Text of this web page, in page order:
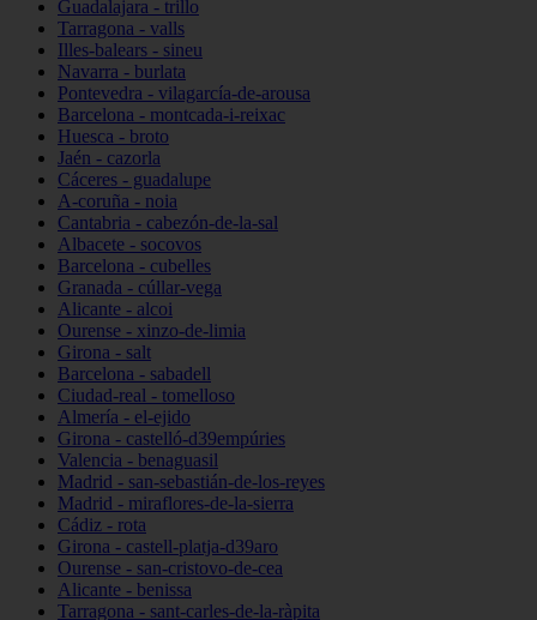
Guadalajara - trillo
Tarragona - valls
Illes-balears - sineu
Navarra - burlata
Pontevedra - vilagarcía-de-arousa
Barcelona - montcada-i-reixac
Huesca - broto
Jaén - cazorla
Cáceres - guadalupe
A-coruña - noia
Cantabria - cabezón-de-la-sal
Albacete - socovos
Barcelona - cubelles
Granada - cúllar-vega
Alicante - alcoi
Ourense - xinzo-de-limia
Girona - salt
Barcelona - sabadell
Ciudad-real - tomelloso
Almería - el-ejido
Girona - castelló-d39empúries
Valencia - benaguasil
Madrid - san-sebastián-de-los-reyes
Madrid - miraflores-de-la-sierra
Cádiz - rota
Girona - castell-platja-d39aro
Ourense - san-cristovo-de-cea
Alicante - benissa
Tarragona - sant-carles-de-la-ràpita